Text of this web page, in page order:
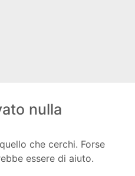
nulla
che cerchi. Forse
essere di aiuto.